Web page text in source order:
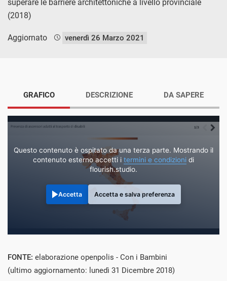
superare le barriere architettoniche a livello provinciale
(2018)
Aggiornato venerdì 26 Marzo 2021
GRAFICO
Questo contenuto è ospitato da una terza parte. Mostrando il
contenuto esterno accetti i termini e condizioni di
flourish.studio.
Accetta Accetta e salva preferenza
DESCRIZIONE DA SAPERE
FONTE: elaborazione openpolis - Con i Bambini
(ultimo aggiornamento: lunedì 31 Dicembre 2018)